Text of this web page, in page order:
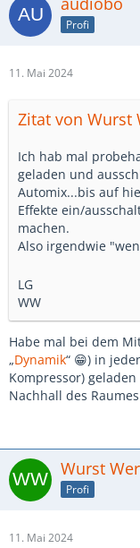
Profi
11. Mai 2024
Zitat von Wurst
Ich hab mal
geladen und
Automix...bis auf
Effekte ein/
machen.
Also irgendwie
LG
WW
Habe mal bei dem
„Dynamik“ 😁) in
Kompressor)
Nachhall des
Wurst
Profi
11. Mai 2024